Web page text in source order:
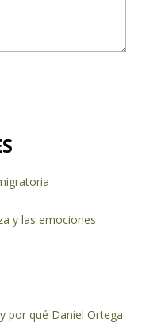
y las emociones
por qué Daniel Ortega